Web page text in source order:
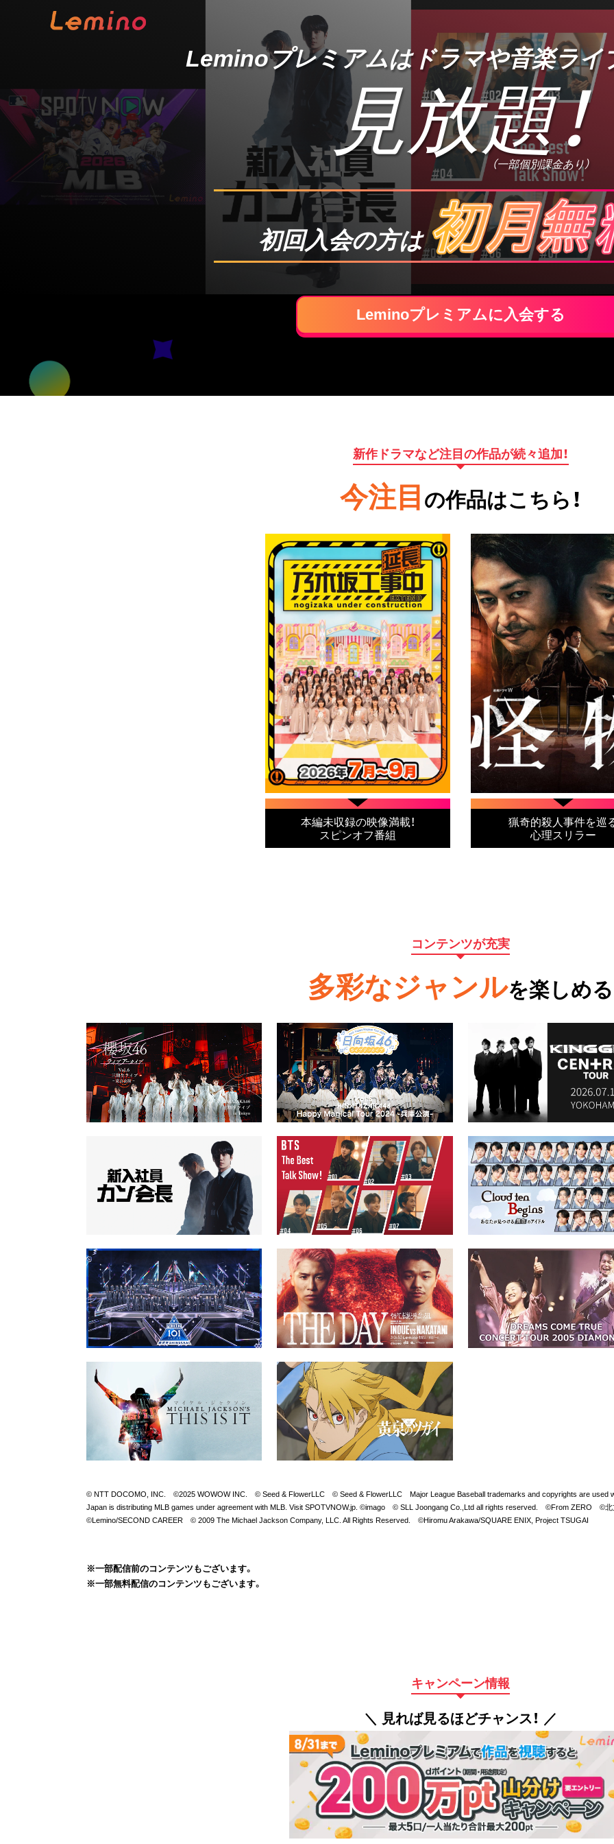
Leminoプレミアムはドラマや音楽ライ
見放題！
（一部個別課金あり）
初回入会の方は
Leminoプレミアムに入会する
新作ドラマなど注目の作品が続々追加！
今注目 の作品はこちら！
本編未収録の映像満載！
スピンオフ番組
猟奇的殺人事件を巡
心理スリラー
コンテンツが充実
多彩なジャンルを楽しめる
© NTT DOCOMO, INC. ©2025 WOWOW INC. © Seed & FlowerLLC © Seed & FlowerLLC Major League Baseball trademarks and copyrights are used
Japan is distributing MLB games under agreement with MLB. Visit SPOTVNOW.jp. ©imago © SLL Joongang Co.,Ltd all rights reserved. ©From ZERO
©Lemino/SECOND CAREER © 2009 The Michael Jackson Company, LLC. All Rights Reserved. ©Hiromu Arakawa/SQUARE ENIX, Project TSUGAI
※一部配信前のコンテンツもございます。
※一部無料配信のコンテンツもございます。
キャンペーン情報
＼ 見れば見るほどチャンス！ ／